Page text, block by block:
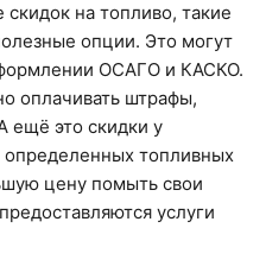
на топливо, такие
опции. Это могут
ОСАГО и КАСКО.
оплачивать штрафы,
ещё это скидки у
топливных
цену помыть свои
услуги